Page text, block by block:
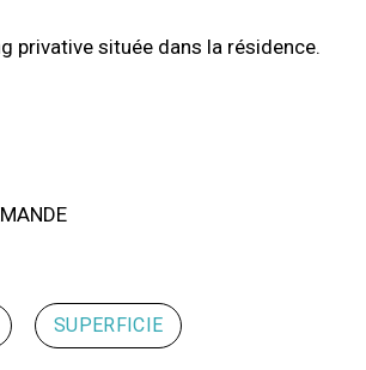
privative située dans la résidence.
SUPERFICIE